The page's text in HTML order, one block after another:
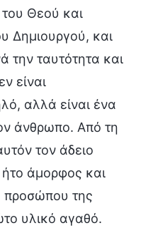
Θεού και
Δημιουργού, και
την ταυτότητα και
είναι
αλλά είναι ένα
άνθρωπο. Από τη
τον άδειο
άμορφος και
προσώπου της
υλικό αγαθό.